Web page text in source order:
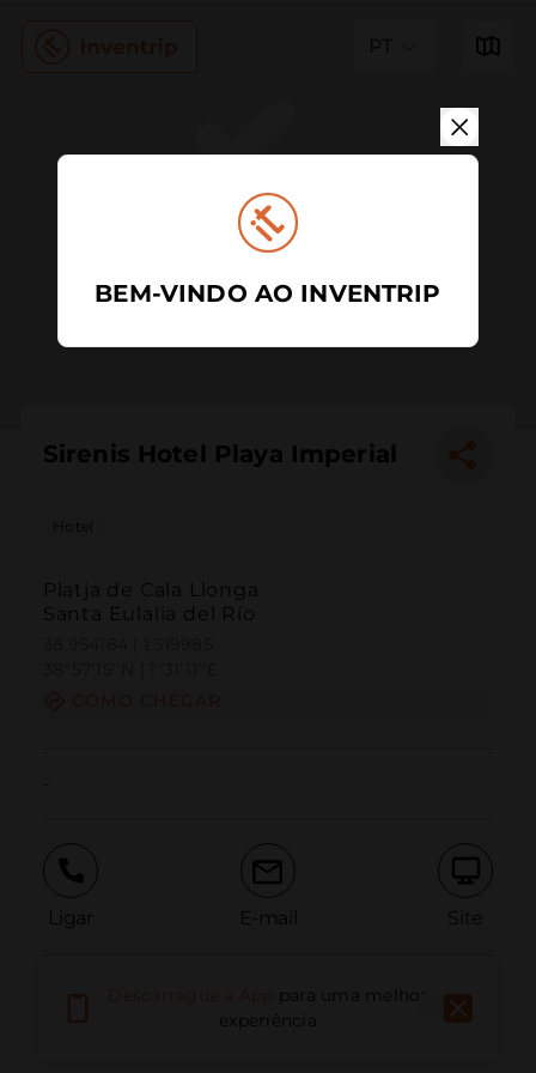
PT
Sirenis Hotel Playa Imperial
Hotel
Platja de Cala Llonga
Santa Eulalia del Río
Ligar E-mail Site
Relatar problemapara uma melhor
experiência
BEM-VINDO AO INVENTRIP